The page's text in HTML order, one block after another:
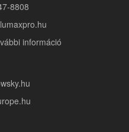
8808
információ